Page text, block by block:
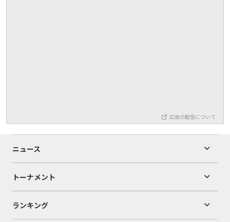
広告の配信について
ニュース
トーナメント
ランキング